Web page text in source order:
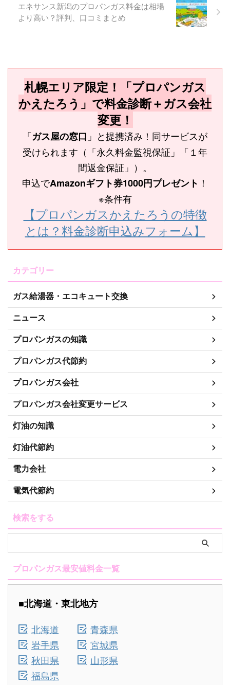
エネサンス新潟のプロパンガス料金は相場
より高い？評判、口コミまとめ
札幌エリア限定！「プロパンガス
かえたろう」で料金診断＋ガス会社
変更！
「ガス屋の窓口 」と提携済み！同サービスが
受けられます（「永久料金監視保証」「１年
間返金保証」）。
申込でAmazonギフト券1000円プレゼント ！
※条件有
【プロパンガスかえたろうの特徴
とは？料金診断申込みフォーム】
カテゴリー
ガス給湯器・エコキュート交換
ニュース
プロパンガスの知識
プロパンガス代節約
プロパンガス会社
プロパンガス会社変更サービス
灯油の知識
灯油代節約
電力会社
電気代節約
検索をする
プロパンガス最安値料金一覧
■北海道・東北地方
北海道
青森県
岩手県
宮城県
秋田県
山形県
福島県